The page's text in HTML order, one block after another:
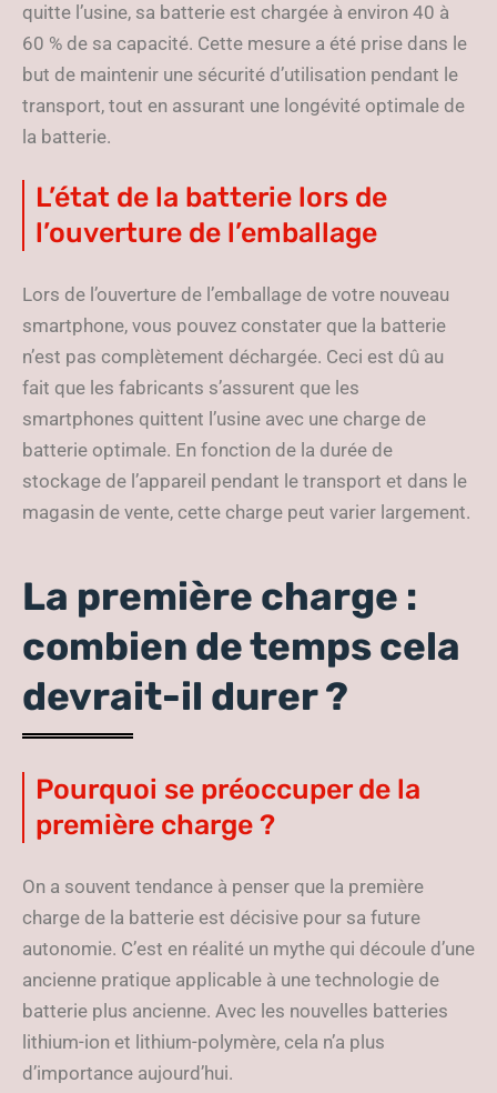
quitte l’usine, sa batterie est chargée à environ 40 à
60 % de sa capacité. Cette mesure a été prise dans le
but de maintenir une sécurité d’utilisation pendant le
transport, tout en assurant une longévité optimale de
la batterie.
L’état de la batterie lors de
l’ouverture de l’emballage
Lors de l’ouverture de l’emballage de votre nouveau
smartphone, vous pouvez constater que la batterie
n’est pas complètement déchargée. Ceci est dû au
fait que les fabricants s’assurent que les
smartphones quittent l’usine avec une charge de
batterie optimale. En fonction de la durée de
stockage de l’appareil pendant le transport et dans le
magasin de vente, cette charge peut varier largement.
La première charge :
combien de temps cela
devrait-il durer ?
Pourquoi se préoccuper de la
première charge ?
On a souvent tendance à penser que la première
charge de la batterie est décisive pour sa future
autonomie. C’est en réalité un mythe qui découle d’une
ancienne pratique applicable à une technologie de
batterie plus ancienne. Avec les nouvelles batteries
lithium-ion et lithium-polymère, cela n’a plus
d’importance aujourd’hui.